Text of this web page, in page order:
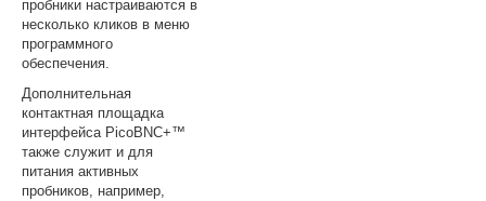
пробники настраиваются в
несколько кликов в меню
программного
обеспечения.
Дополнительная
контактная площадка
интерфейса PicoBNC+™
также служит и для
питания активных
пробников, например,